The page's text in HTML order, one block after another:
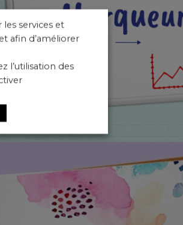
services et
afin d’améliorer
l’utilisation des